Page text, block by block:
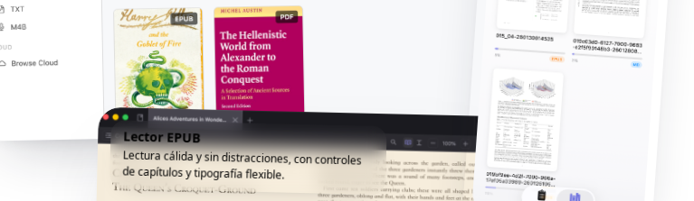
Lector EPUB
Lectura cálida y sin distracciones, con controles
de capítulos y tipografía flexible.